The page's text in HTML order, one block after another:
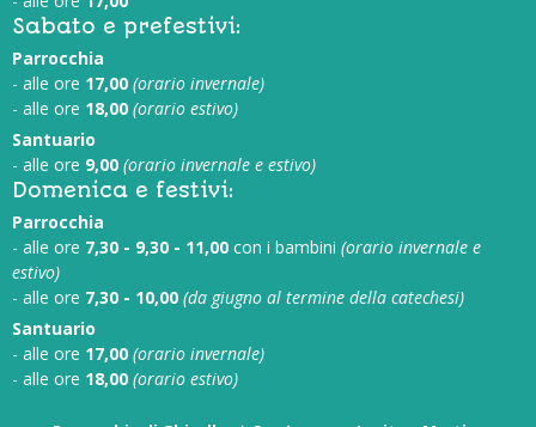
Sabato e prefestivi:
Parrocchia
- alle ore 17,00 (orario invernale)
- alle ore 18,00 (orario estivo)
Santuario
- alle ore 9,00 (orario invernale e estivo)
Domenica e festivi:
Parrocchia
- alle ore 7,30 - 9,30 - 11,00 con i bambini (orario invernale e
estivo)
- alle ore 7,30 - 10,00 (da giugno al termine della catechesi)
Santuario
- alle ore 17,00 (orario invernale)
- alle ore 18,00 (orario estivo)